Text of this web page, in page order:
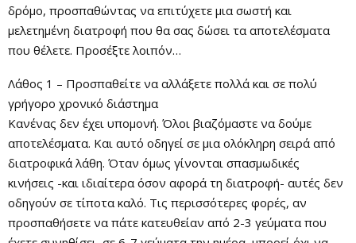
δρόμο, προσπαθώντας να επιτύχετε μια σωστή και
μελετημένη διατροφή που θα σας δώσει τα αποτελέσματα
που θέλετε. Προσέξτε λοιπόν…
Λάθος 1 – Προσπαθείτε να αλλάξετε πολλά και σε πολύ
γρήγορο χρονικό διάστημα
Κανένας δεν έχει υπομονή. Όλοι βιαζόμαστε να δούμε
αποτελέσματα. Και αυτό οδηγεί σε μια ολόκληρη σειρά από
διατροφικά λάθη. Όταν όμως γίνονται σπασμωδικές
κινήσεις -και ιδιαίτερα όσον αφορά τη διατροφή- αυτές δεν
οδηγούν σε τίποτα καλό. Τις περισσότερες φορές, αν
προσπαθήσετε να πάτε κατευθείαν από 2-3 γεύματα που